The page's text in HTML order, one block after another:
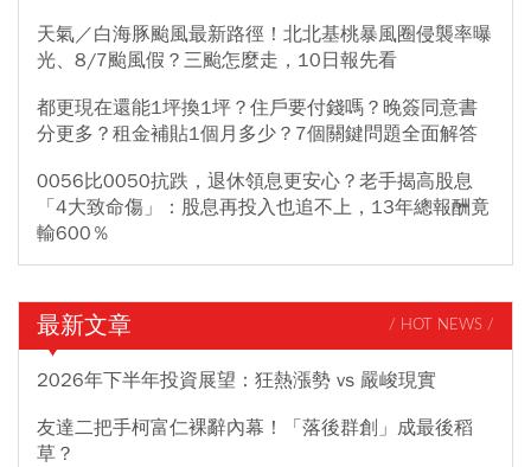
天氣／白海豚颱風最新路徑！北北基桃暴風圈侵襲率曝
光、8/7颱風假？三颱怎麼走，10日報先看
都更現在還能1坪換1坪？住戶要付錢嗎？晚簽同意書
分更多？租金補貼1個月多少？7個關鍵問題全面解答
0056比0050抗跌，退休領息更安心？老手揭高股息
「4大致命傷」：股息再投入也追不上，13年總報酬竟
輸600％
最新文章 / HOT NEWS /
2026年下半年投資展望：狂熱漲勢 vs 嚴峻現實
友達二把手柯富仁裸辭內幕！「落後群創」成最後稻
草？